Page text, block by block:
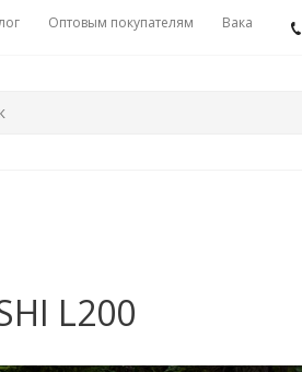
Оптовым покупателям Вакансии
L200